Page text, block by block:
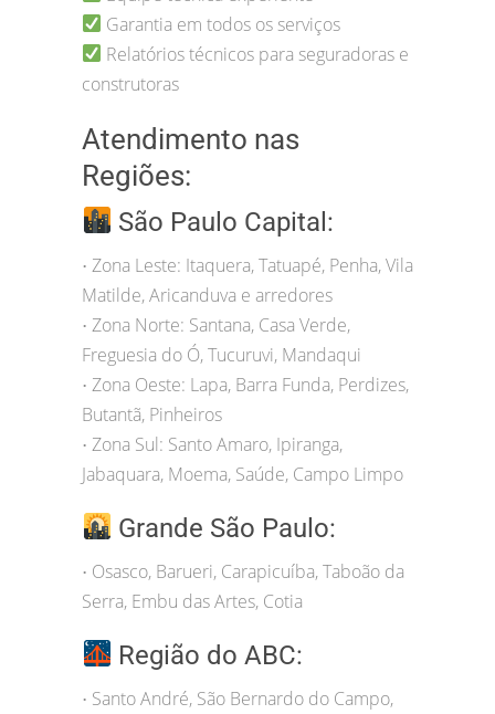
Garantia em todos os serviços
Relatórios técnicos para seguradoras e
construtoras
Atendimento nas
Regiões:
São Paulo Capital:
• Zona Leste: Itaquera, Tatuapé, Penha, Vila
Matilde, Aricanduva e arredores
• Zona Norte: Santana, Casa Verde,
Freguesia do Ó, Tucuruvi, Mandaqui
• Zona Oeste: Lapa, Barra Funda, Perdizes,
Butantã, Pinheiros
• Zona Sul: Santo Amaro, Ipiranga,
Jabaquara, Moema, Saúde, Campo Limpo
Grande São Paulo:
• Osasco, Barueri, Carapicuíba, Taboão da
Serra, Embu das Artes, Cotia
Região do ABC:
• Santo André, São Bernardo do Campo,